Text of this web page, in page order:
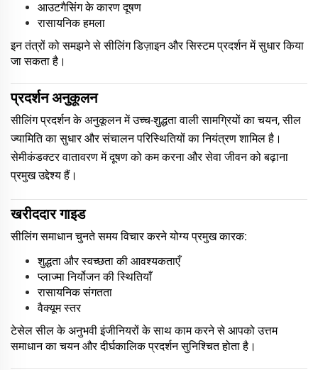
आउटगैसिंग के कारण दूषण
रासायनिक हमला
इन तंत्रों को समझने से सीलिंग डिज़ाइन और सिस्टम प्रदर्शन में सुधार किया
जा सकता है।
प्रदर्शन अनुकूलन
सीलिंग प्रदर्शन के अनुकूलन में उच्च-शुद्धता वाली सामग्रियों का चयन, सील
ज्यामिति का सुधार और संचालन परिस्थितियों का नियंत्रण शामिल है।
सेमीकंडक्टर वातावरण में दूषण को कम करना और सेवा जीवन को बढ़ाना
प्रमुख उद्देश्य हैं।
खरीददार गाइड
सीलिंग समाधान चुनते समय विचार करने योग्य प्रमुख कारक:
शुद्धता और स्वच्छता की आवश्यकताएँ
प्लाज्मा निर्योजन की स्थितियाँ
रासायनिक संगतता
वैक्यूम स्तर
टेसेल सील के अनुभवी इंजीनियरों के साथ काम करने से आपको उत्तम
समाधान का चयन और दीर्घकालिक प्रदर्शन सुनिश्चित होता है।